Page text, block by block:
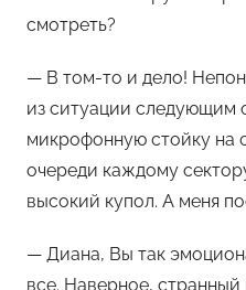
смотреть?
— В том-то и дело!
из ситуации следующим
микрофонную стойку на
очереди каждому
высокий купол. А меня
— Диана, Вы так
все. Наверное,